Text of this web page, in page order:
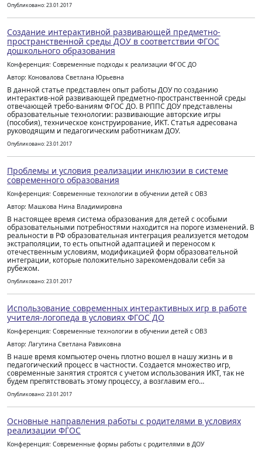
Опубликовано: 23.01.2017
Создание интерактивной развивающей предметно-
пространственной среды ДОУ в соответствии ФГОС
дошкольного образования
Конференция: Современные подходы к реализации ФГОС ДО
Автор: Коновалова Светлана Юрьевна
В данной статье представлен опыт работы ДОУ по созданию
интерактив-ной развивающей предметно-пространственной среды
отвечающей требо-ваниям ФГОС ДО. В РППС ДОУ представлены
образовательные технологии: развивающие авторские игры
(пособия), техническое конструирование, ИКТ. Статья адресована
руководящим и педагогическим работникам ДОУ.
Опубликовано: 23.01.2017
Проблемы и условия реализации инклюзии в системе
современного образования
Конференция: Современные технологии в обучении детей с ОВЗ
Автор: Машкова Нина Владимировна
В настоящее время система образования для детей с особыми
образовательными потребностями находится на пороге изменений. В
реальности в РФ образовательная интеграция реализуется методом
экстраполяции, то есть опытной адаптацией и переносом к
отечественным условиям, модификацией форм образовательной
интеграции, которые положительно зарекомендовали себя за
рубежом.
Опубликовано: 23.01.2017
Использование современных интерактивных игр в работе
учителя-логопеда в условиях ФГОС ДО
Конференция: Современные технологии в обучении детей с ОВЗ
Автор: Лагутина Светлана Равиковна
В наше время компьютер очень плотно вошел в нашу жизнь и в
педагогический процесс в частности. Создается множество игр,
современные занятия строятся с учетом использования ИКТ, так не
будем препятствовать этому процессу, а возглавим его…
Опубликовано: 23.01.2017
Основные направления работы с родителями в условиях
реализации ФГОС
Конференция: Современные формы работы с родителями в ДОУ